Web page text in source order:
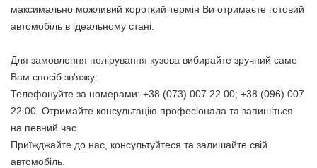
максимально можливий короткий термін Ви отримаєте готовий
автомобіль в ідеальному стані.
Для замовлення полірування кузова вибирайте зручний саме
Вам спосіб зв'язку:
Телефонуйте за номерами: +38 (073) 007 22 00; +38 (096) 007
22 00. Отримайте консультацію професіонала та запишіться
на певний час.
Приїжджайте до нас, консультуйтеся та залишайте свій
автомобіль.